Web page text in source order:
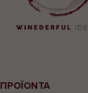
ΠΡΟΪΟΝΤΑ